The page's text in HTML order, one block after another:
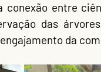
conexão entre
das
engajamento da